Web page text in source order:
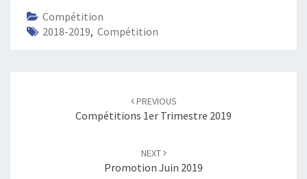
Compétition
2018-2019, Compétition
PREVIOUS
Compétitions 1er Trimestre 2019
NEXT
Promotion Juin 2019